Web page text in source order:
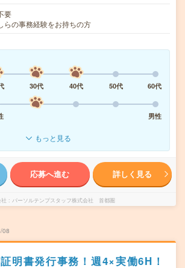
要
の事務経験をお持ちの方
30代 40代 50代
60代
男性
もっと見る
応募へ進む 詳しく見る
パーソルテンプスタッフ株式会社 首都圏
08
明書発行事務！週4×実働6H！